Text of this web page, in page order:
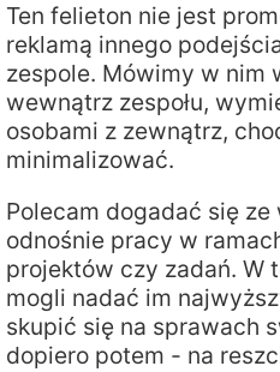
Ten felieton nie jest
reklamą innego
zespole. Mówimy w nim
wewnątrz zespołu,
osobami z zewnątrz,
minimalizować.
Polecam dogadać się ze
odnośnie pracy w
projektów czy zadań. W
mogli nadać im
skupić się na sprawach
dopiero potem - na